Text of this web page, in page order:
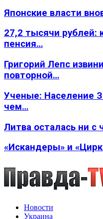
Японские власти
27,2 тысячи рублей:
пенсия…
Григорий Лепс
повторной…
Ученые: Население
чем…
Литва осталась ни
«Искандеры» и
Новости
Украина